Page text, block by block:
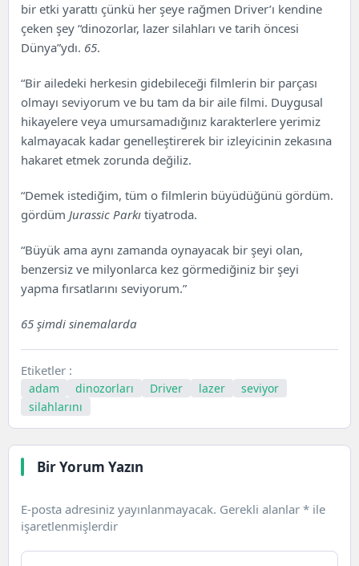
bir etki yarattı çünkü her şeye rağmen Driver’ı kendine
çeken şey “dinozorlar, lazer silahları ve tarih öncesi
Dünya”ydı. 65.
“Bir ailedeki herkesin gidebileceği filmlerin bir parçası
olmayı seviyorum ve bu tam da bir aile filmi. Duygusal
hikayelere veya umursamadığınız karakterlere yerimiz
kalmayacak kadar genelleştirerek bir izleyicinin zekasına
hakaret etmek zorunda değiliz.
“Demek istediğim, tüm o filmlerin büyüdüğünü gördüm.
gördüm Jurassic Parkı tiyatroda.
“Büyük ama aynı zamanda oynayacak bir şeyi olan,
benzersiz ve milyonlarca kez görmediğiniz bir şeyi
yapma fırsatlarını seviyorum.”
65 şimdi sinemalarda
Etiketler :
adam dinozorları Driver lazer
seviyor
silahlarını
Bir Yorum Yazın
E-posta adresiniz yayınlanmayacak. Gerekli alanlar * ile
işaretlenmişlerdir